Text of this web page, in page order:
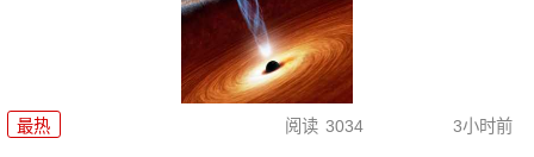
最热 阅读 3034 3小时前